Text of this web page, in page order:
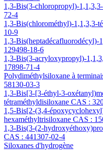
1,3-Bis(3-chloropropyl)-
72-4
1,3-Bis(chlorométhyl)-1,1,3,3-
10-9
1,3-
129498-18-6
1,3-Bis(3-acryloxypropyl)-
17898-71-4
Polydiméthylsiloxane à
58130-03-3
1,3-Bis[3-[3-éthyl-3-
tétraméthyldisiloxane CAS :
1,5-Bis[2-(3,4-
hexaméthyltrisiloxane CAS :
1,3-Bis(3-(2-
CAS : 441307-02-4
Siloxanes d'hydrogène